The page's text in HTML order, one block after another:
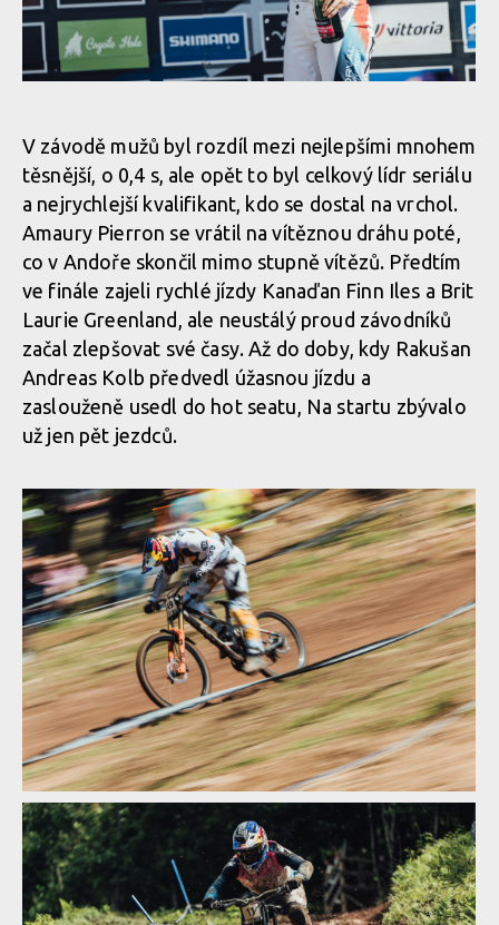
Světový pohátr ve sjezdu, Snowshow: lídři zvětšují náskok
Světový pohátr ve sjezdu, Snowshow: lídři zvětšují náskok
Světový pohátr ve sjezdu, Snowshow: lídři zvětšují náskok
Světový pohátr ve sjezdu, Snowshow: lídři zvětšují náskok
Světový pohátr ve sjezdu, Snowshow: lídři zvětšují náskok
V závodě mužů byl rozdíl mezi nejlepšími mnohem
těsnější, o 0,4 s, ale opět to byl celkový lídr seriálu
a nejrychlejší kvalifikant, kdo se dostal na vrchol.
Amaury Pierron se vrátil na vítěznou dráhu poté,
co v Andoře skončil mimo stupně vítězů. Předtím
ve finále zajeli rychlé jízdy Kanaďan Finn Iles a Brit
Laurie Greenland, ale neustálý proud závodníků
začal zlepšovat své časy. Až do doby, kdy Rakušan
Andreas Kolb předvedl úžasnou jízdu a
zaslouženě usedl do hot seatu, Na startu zbývalo
už jen pět jezdců.
Světový pohátr ve sjezdu, Snowshow: lídři zvětšují náskok
Světový pohátr ve sjezdu, Snowshow: lídři zvětšují náskok